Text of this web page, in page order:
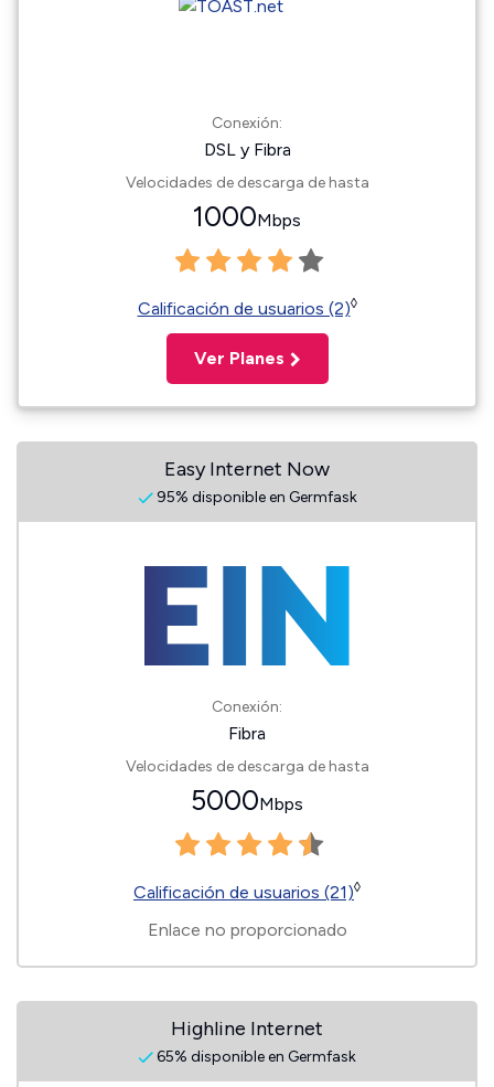
Conexión:
DSL y Fibra
Velocidades de descarga de hasta
1000Mbps
Calificación de usuarios (2)◊
Ver Planes
Easy Internet Now
95% disponible en Germfask
Conexión:
Fibra
Velocidades de descarga de hasta
5000Mbps
Calificación de usuarios (21)◊
Enlace no proporcionado
Highline Internet
65% disponible en Germfask